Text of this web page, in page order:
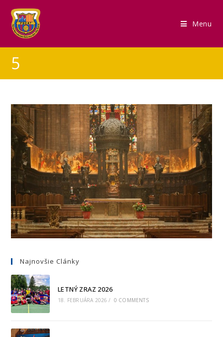
Menu
5
Najnovšie Clánky
LETNÝ ZRAZ 2026
18. FEBRUÁRA 2026 / 0 COMMENTS